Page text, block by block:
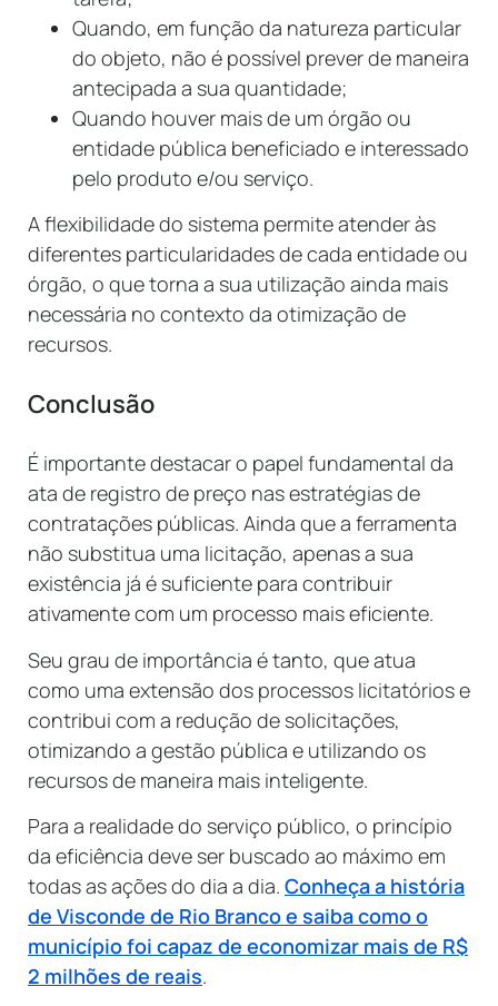
Quando, em função da natureza particular
do objeto, não é possível prever de maneira
antecipada a sua quantidade;
Quando houver mais de um órgão ou
entidade pública beneficiado e interessado
pelo produto e/ou serviço.
A flexibilidade do sistema permite atender às
diferentes particularidades de cada entidade ou
órgão, o que torna a sua utilização ainda mais
necessária no contexto da otimização de
recursos.
Conclusão
É importante destacar o papel fundamental da
ata de registro de preço nas estratégias de
contratações públicas. Ainda que a ferramenta
não substitua uma licitação, apenas a sua
existência já é suficiente para contribuir
ativamente com um processo mais eficiente.
Seu grau de importância é tanto, que atua
como uma extensão dos processos licitatórios e
contribui com a redução de solicitações,
otimizando a gestão pública e utilizando os
recursos de maneira mais inteligente.
Para a realidade do serviço público, o princípio
da eficiência deve ser buscado ao máximo em
todas as ações do dia a dia. Conheça a história
de Visconde de Rio Branco e saiba como o
município foi capaz de economizar mais de R$
2 milhões de reais.